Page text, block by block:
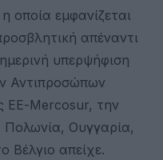
οποία εμφανίζεται
απέναντι
υπερψήφιση
Αντιπροσώπων
ΕΕ-Mercosur, την
Πολωνία, Ουγγαρία,
Βέλγιο απείχε.